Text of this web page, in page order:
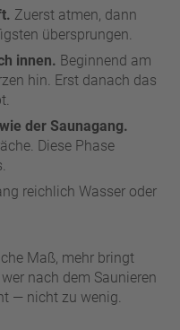
Zuerst atmen, dann
übersprungen.
innen. Beginnend am
hin. Erst danach das
der Saunagang.
Diese Phase
reichlich Wasser oder
Maß, mehr bringt
nach dem Saunieren
— nicht zu wenig.